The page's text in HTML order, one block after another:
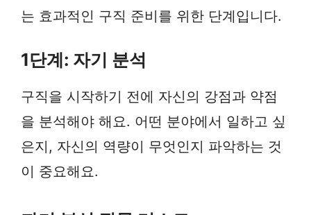
는 효과적인 구직 준비를 위한 단계입니다.
1단계: 자기 분석
구직을 시작하기 전에 자신의 강점과 약점
을 분석해야 해요. 어떤 분야에서 일하고 싶
은지, 자신의 역량이 무엇인지 파악하는 것
이 중요해요.